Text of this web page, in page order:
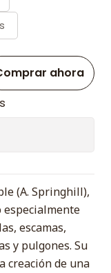
ahora
(A. Springhill),
escamas,
y pulgones. Su
creación de una